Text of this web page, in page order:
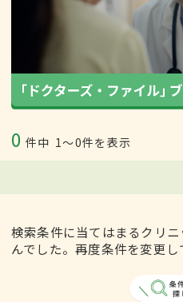
0 件中 1〜0件を表示
検索条件に当てはまるクリ
んでした。再度条件を変更し